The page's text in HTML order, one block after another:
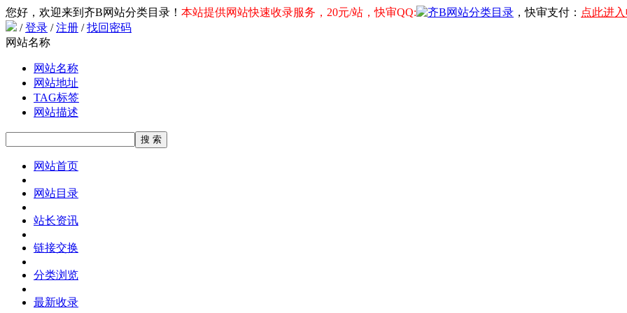
您好，欢迎来到齐B网站分类目录！ 本站提供网站快速收录服务，20元/站，快审QQ: ，快审支付： 点此进
/登录 /注册 /找回密码
网站名称
网站名称
网站地址
TAG标签
网站描述
网站首页
网站目录
站长资讯
链接交换
分类浏览
最新收录